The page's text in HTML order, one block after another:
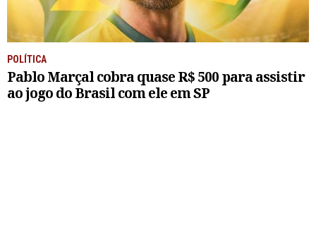
POLÍTICA
Pablo Marçal cobra quase R$ 500 para assistir
ao jogo do Brasil com ele em SP